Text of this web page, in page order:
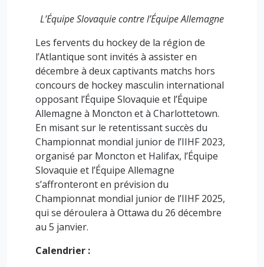
L’Équipe Slovaquie contre l’Équipe Allemagne
Les fervents du hockey de la région de
l’Atlantique sont invités à assister en
décembre à deux captivants matchs hors
concours de hockey masculin international
opposant l’Équipe Slovaquie et l’Équipe
Allemagne à Moncton et à Charlottetown.
En misant sur le retentissant succès du
Championnat mondial junior de l’IIHF 2023,
organisé par Moncton et Halifax, l’Équipe
Slovaquie et l’Équipe Allemagne
s’affronteront en prévision du
Championnat mondial junior de l’IIHF 2025,
qui se déroulera à Ottawa du 26 décembre
au 5 janvier.
Calendrier :